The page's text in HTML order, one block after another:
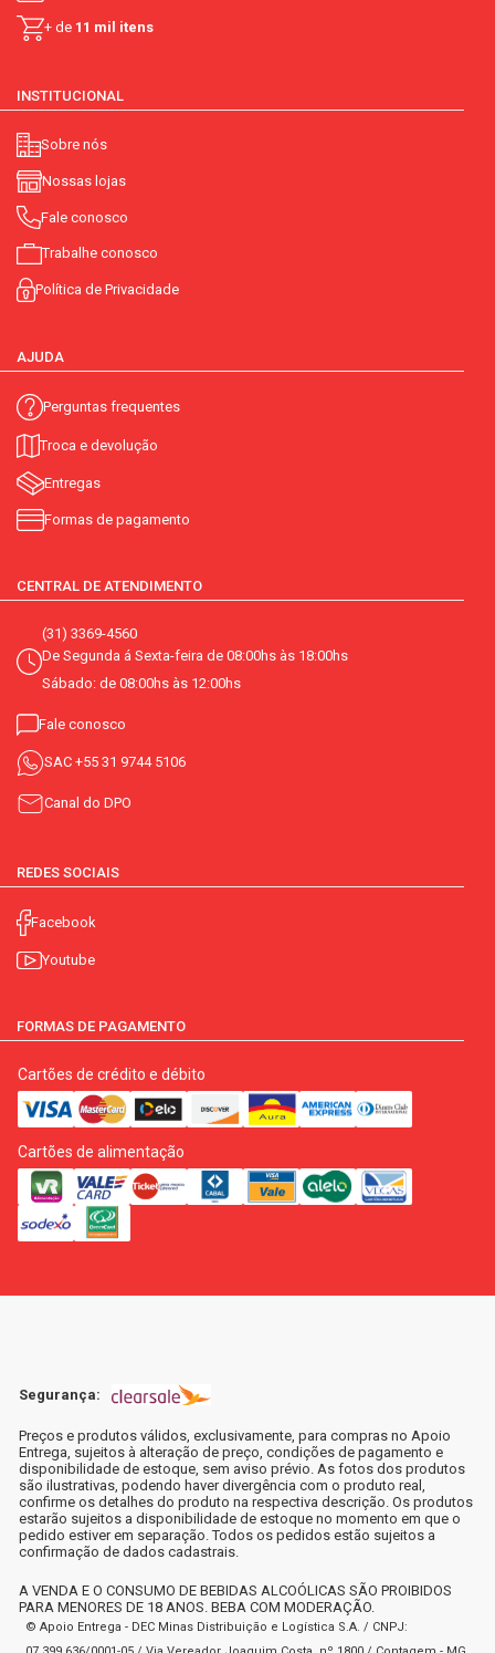
+ de 11 mil itens
INSTITUCIONAL
Sobre nós
Nossas lojas
Fale conosco
Trabalhe conosco
Política de Privacidade
AJUDA
Perguntas frequentes
Troca e devolução
Entregas
Formas de pagamento
CENTRAL DE ATENDIMENTO
(31) 3369-4560
De Segunda á Sexta-feira de 08:00hs às 18:00hs
Sábado: de 08:00hs às 12:00hs
Fale conosco
SAC +55 31 9744 5106
Canal do DPO
REDES SOCIAIS
Facebook
Youtube
FORMAS DE PAGAMENTO
Cartões de crédito e débito
Cartões de alimentação
Segurança:
Preços e produtos válidos, exclusivamente, para compras no Apoio
Entrega, sujeitos à alteração de preço, condições de pagamento e
disponibilidade de estoque, sem aviso prévio. As fotos dos produtos
são ilustrativas, podendo haver divergência com o produto real,
confirme os detalhes do produto na respectiva descrição. Os produtos
estarão sujeitos a disponibilidade de estoque no momento em que o
pedido estiver em separação. Todos os pedidos estão sujeitos a
confirmação de dados cadastrais.
A VENDA E O CONSUMO DE BEBIDAS ALCOÓLICAS SÃO PROIBIDOS
PARA MENORES DE 18 ANOS. BEBA COM MODERAÇÃO.
© Apoio Entrega - DEC Minas Distribuição e Logística S.A. / CNPJ: